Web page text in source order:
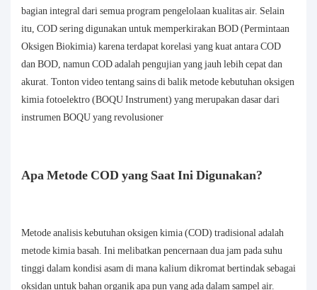
bagian integral dari semua program pengelolaan kualitas air. Selain
itu, COD sering digunakan untuk memperkirakan BOD (Permintaan
Oksigen Biokimia) karena terdapat korelasi yang kuat antara COD
dan BOD, namun COD adalah pengujian yang jauh lebih cepat dan
akurat. Tonton video tentang sains di balik metode kebutuhan oksigen
kimia fotoelektro (BOQU Instrument) yang merupakan dasar dari
instrumen BOQU yang revolusioner
Apa Metode COD yang Saat Ini Digunakan?
Metode analisis kebutuhan oksigen kimia (COD) tradisional adalah
metode kimia basah. Ini melibatkan pencernaan dua jam pada suhu
tinggi dalam kondisi asam di mana kalium dikromat bertindak sebagai
oksidan untuk bahan organik apa pun yang ada dalam sampel air.